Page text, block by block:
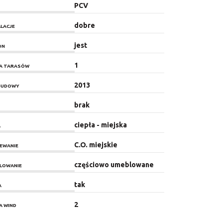
PCV
dobre
jest
TARASÓW 1
2013
brak
ciepła - miejska
C.O. miejskie
częściowo umeblowane
tak
WIND 2